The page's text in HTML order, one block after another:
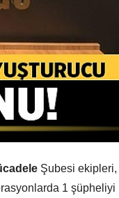
Şubesi ekipleri,
1 şüpheliyi